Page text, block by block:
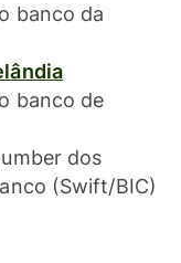
banco da
banco de
dos
(Swift/BIC)